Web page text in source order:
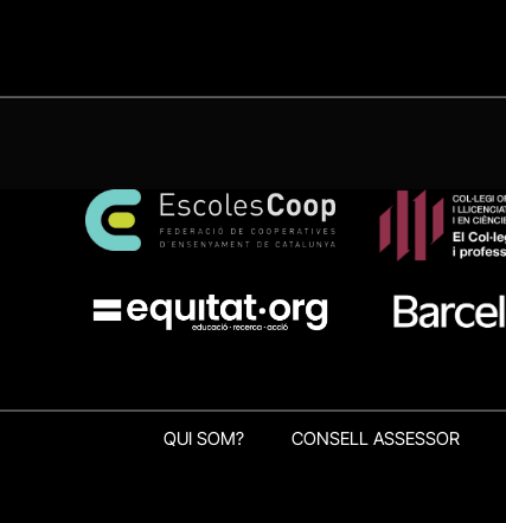
QUI SOM? CONSELL ASSESSOR